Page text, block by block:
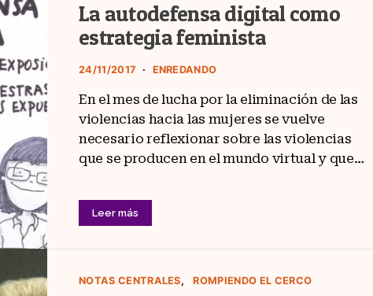
La autodefensa digital como
estrategia feminista
24/11/2017 ENREDANDO
En el mes de lucha por la eliminación de las
violencias hacia las mujeres se vuelve
necesario reflexionar sobre las violencias
que se producen en el mundo virtual y que…
Leer más
NOTAS CENTRALES ROMPIENDO EL CERCO